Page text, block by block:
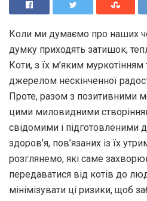
Коли ми думаємо про наших
думку приходять затишок,
Коти, з їх м’яким
джерелом нескінченної
Проте, разом з позитивними
цими миловидними
свідомими і підготовленими
здоров’я, пов’язаних із їх
розглянемо, які саме
передаватися від котів до
мінімізувати ці ризики, щоб